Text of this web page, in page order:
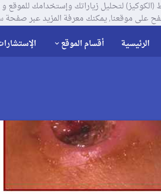
موقعنا, يمكنك معرفة المزيد عبر صفحة
الرئيسية أقسام الموقع